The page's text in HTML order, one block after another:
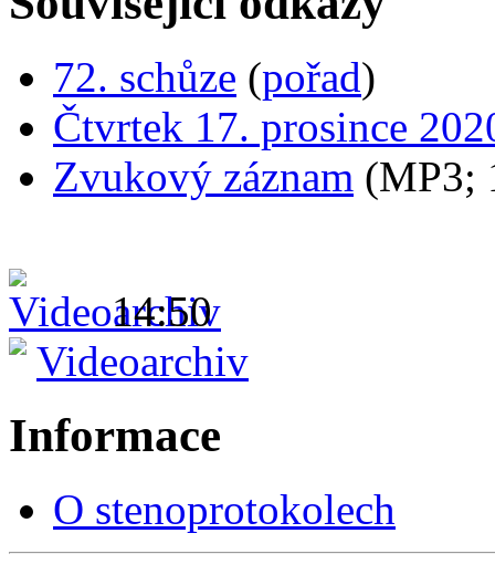
72. schůze (pořad)
Čtvrtek 17. prosince
Zvukový záznam (MP3;
14:50
Videoarchiv
Informace
O stenoprotokolech